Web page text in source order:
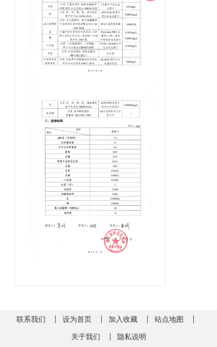
联系我们 设为首页 加入收藏 站点地图
关于我们 隐私说明